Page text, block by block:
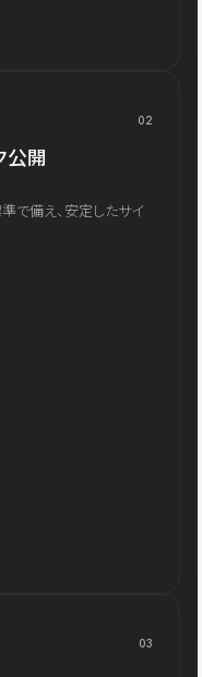
02
公開
で備え、安定したサイ
03